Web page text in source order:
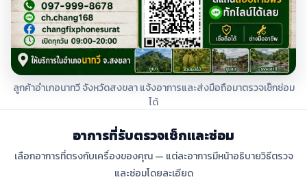
ลูกค้าอำเภอนาทวี จังหวัดสงขลา แจ้งอาการและส่งมือถือมาตรวจเช็กซ่อม
ได้
อาการที่รับตรวจเช็กและซ่อม
เลือกอาการที่ตรงกับเครื่องของคุณ — แต่ละอาการมีหน้าอธิบายวิธีตรวจ
และซ่อมโดยละเอียด